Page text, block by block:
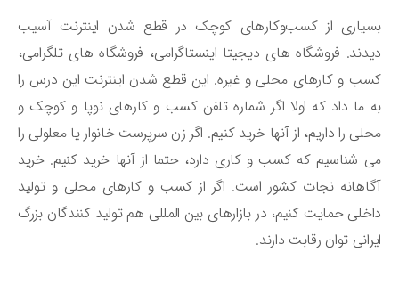
از کسب‌وکارهای کوچک در قطع شدن اینترنت آسیب
فروشگاه های دیجیتا اینستاگرامی، فروشگاه های تلگرامی،
و کارهای محلی و غیره. این قطع شدن اینترنت این درس را
ما داد که اولا اگر شماره تلفن کسب و کارهای نوپا و کوچک و
را داریم، از آنها خرید کنیم. اگر زن سرپرست خانوار یا معلولی را
شناسیم که کسب و کاری دارد، حتما از آنها خرید کنیم. خرید
نجات کشور است. اگر از کسب و کارهای محلی و تولید
حمایت کنیم، در بازارهای بین المللی هم تولید کنندگان بزرگ
توان رقابت دارند.